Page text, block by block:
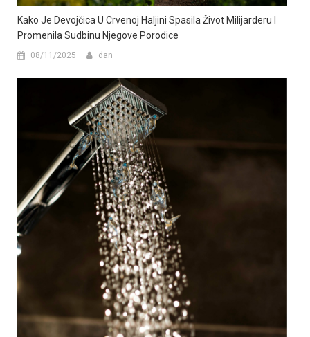
Kako Je Devojčica U Crvenoj Haljini Spasila Život Milijarderu I
Promenila Sudbinu Njegove Porodice
08/11/2025 dan